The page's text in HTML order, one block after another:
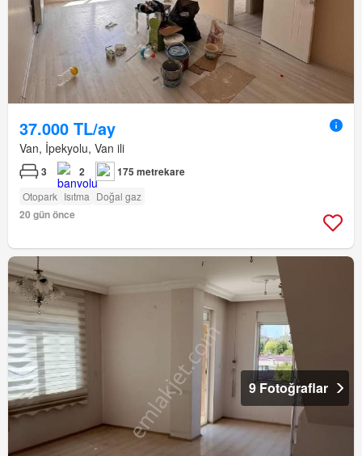
37.000 TL/ay
Van, İpekyolu, Van ili
3 2 175 metrekare
Otopark Isıtma Doğal gaz
20 gün önce
9 Fotoğraflar